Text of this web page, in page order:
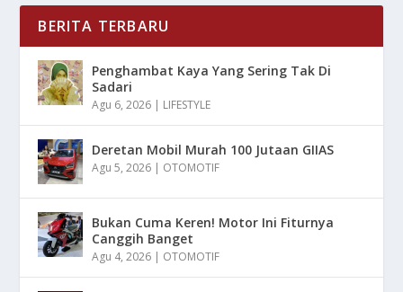
BERITA TERBARU
Penghambat Kaya Yang Sering Tak Di
Sadari
Agu 6, 2026 | LIFESTYLE
Deretan Mobil Murah 100 Jutaan GIIAS
Agu 5, 2026 | OTOMOTIF
Bukan Cuma Keren! Motor Ini Fiturnya
Canggih Banget
Agu 4, 2026 | OTOMOTIF